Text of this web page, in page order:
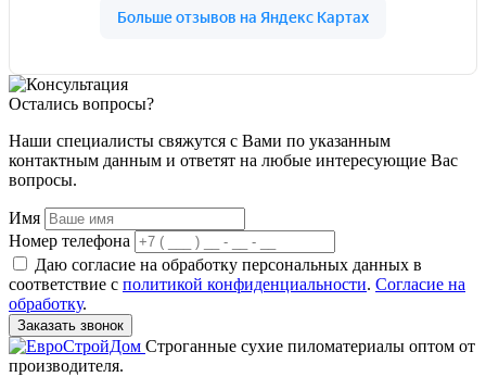
Остались вопросы?
Наши специалисты свяжутся с Вами по указанным
контактным данным и ответят на любые интересующие Вас
вопросы.
Имя
Номер телефона
Даю согласие на обработку персональных данных в
соответствие с политикой конфиденциальности. Согласие на
обработку.
Заказать звонок
Строганные сухие пиломатериалы оптом от
производителя.